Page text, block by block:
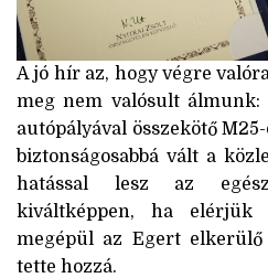
A jó hír az, hogy végre
meg nem valósult
autópályával összekötő
biztonságosabbá vált a
hatással lesz az
kiváltképpen, ha elérjük
megépül az Egert
tette hozzá.